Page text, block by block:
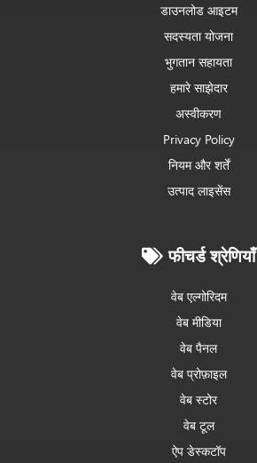
डाउनलोड आइटम
सदस्यता योजना
भुगतान सहायता
हमारे साझेदार
अस्वीकरण
Privacy Policy
नियम और शर्तें
उत्पाद लाइसेंस
फीचर्ड श्रेणियाँ
वेब एल्गोरिदम
वेब मीडिया
वेब पैनल
वेब प्रोफ़ाइल
वेब स्टोर
वेब टूल
ऐप डेस्कटॉप